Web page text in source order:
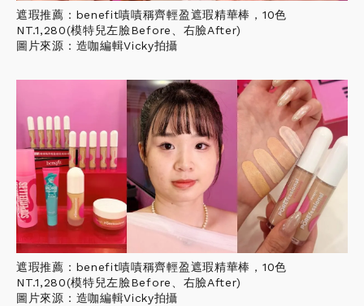
遮瑕推薦：benefit嘖嘖稱齊輕盈遮瑕精華棒，10色
NT.1,280(模特兒左臉Before、右臉After)
圖片來源：造咖編輯Vicky拍攝
遮瑕推薦：benefit嘖嘖稱齊輕盈遮瑕精華棒，10色
NT.1,280(模特兒左臉Before、右臉After)
圖片來源：造咖編輯Vicky拍攝